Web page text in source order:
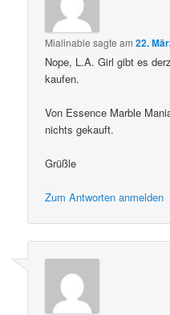
Mialinable sagte am22.
Nope, L.A. Girl gibt es
kaufen.
Von Essence Marble
nichts gekauft.
Grüßle
Zum Antworten anmelden